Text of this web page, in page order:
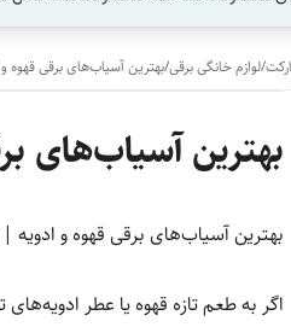
/لوازم خانگی برقی/بهترین آسیاب‌های برقی قهوه
بهترین آسیاب‌های
بهترین آسیاب‌های برقی قهوه و ادویه
اگر به طعم تازه قهوه یا عطر